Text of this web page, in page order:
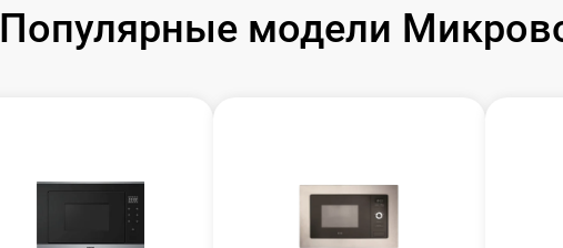
Популярные модели